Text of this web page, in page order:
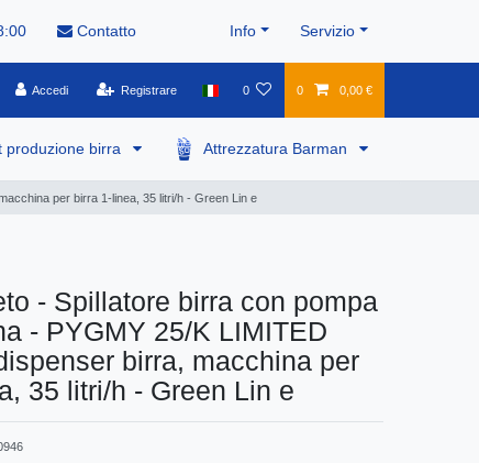
Contatto Info Servizio
Accedi Registrare 0 0 0,00 €
produzione birra Attrezzatura Barman
per birra 1-linea, 35 litri/h - Green Lin e
- Spillatore birra con pompa
- PYGMY 25/K LIMITED
birra, macchina per
35 litri/h - Green Lin e